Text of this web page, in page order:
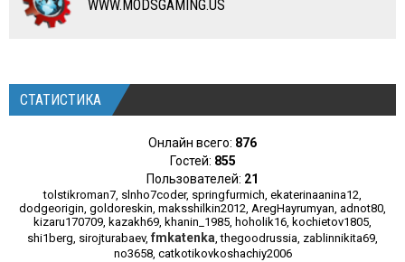
WWW.MODSGAMING.US
СТАТИСТИКА
Онлайн всего: 876
Гостей: 855
Пользователей: 21
tolstikroman7, slnho7coder, springfurmich, ekaterinaanina12,
dodgeorigin, goldoreskin, maksshilkin2012, AregHayrumyan, adnot80,
kizaru170709, kazakh69, khanin_1985, hoholik16, kochietov1805,
shi1berg, sirojturabaev, fmkatenka,thegoodrussia, zablinnikita69,
no3658, catkotikovkoshachiy2006